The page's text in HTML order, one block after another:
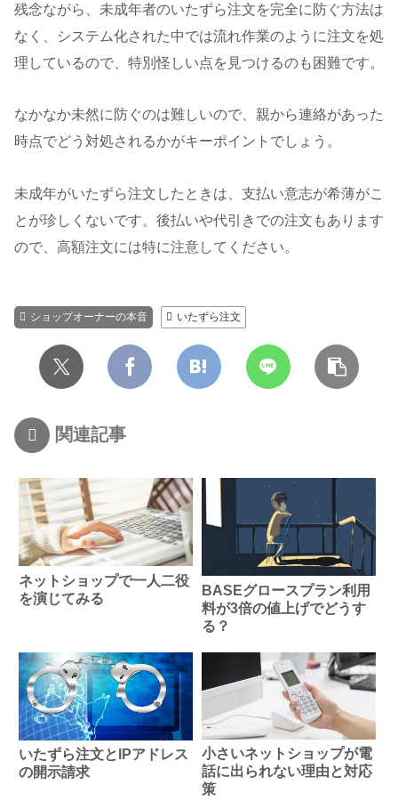
残念ながら、未成年者のいたずら注文を完全に防ぐ方法は
なく、システム化された中では流れ作業のように注文を処
理しているので、特別怪しい点を見つけるのも困難です。
なかなか未然に防ぐのは難しいので、親から連絡があった
時点でどう対処されるかがキーポイントでしょう。
未成年がいたずら注文したときは、支払い意志が希薄がこ
とが珍しくないです。後払いや代引きでの注文もあります
ので、高額注文には特に注意してください。
ショップオーナーの本音 いたずら注文
関連記事
ネットショップで一人二役
を演じてみる
BASEグロースプラン利用
料が3倍の値上げでどうす
る？
いたずら注文とIPアドレス
の開示請求
小さいネットショップが電
話に出られない理由と対応
策